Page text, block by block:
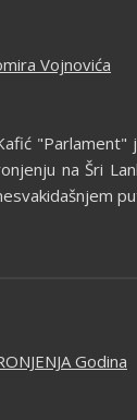
Vojnovića
"Parlament"
na Šri
Godina